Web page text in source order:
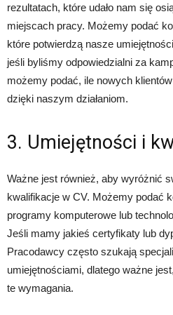
rezultatach, które udało nam się
miejscach pracy. Możemy podać
które potwierdzą nasze
jeśli byliśmy odpowiedzialni za
możemy podać, ile nowych
dzięki naszym działaniom.
3. Umiejętności i
Ważne jest również, aby wyróżnić
kwalifikacje w CV. Możemy podać
programy komputerowe lub
Jeśli mamy jakieś certyfikaty lub
Pracodawcy często szukają
umiejętnościami, dlatego ważne
te wymagania.